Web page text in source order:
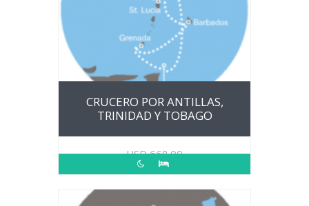
CRUCERO POR ANTILLAS,
TRINIDAD Y TOBAGO
USD668.00